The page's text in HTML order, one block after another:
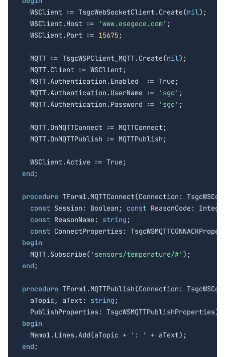
WSClient := TsgcWebSocketClient.Create(nil);
  WSClient.Host :=
'www.esegece.com' ;
  WSClient.Port :=
15675 ;
  MQTT := TsgcWSPClient_MQTT.Create(
nil);
  MQTT.Client := WSClient;
  MQTT.Authentication.Enabled  := True;
  MQTT.Authentication.UserName :=
'sgc' ;
  MQTT.Authentication.Password :=
'sgc' ;
  MQTT.OnMQTTConnect := MQTTConnect;
  MQTT.OnMQTTPublish := MQTTPublish;
end ;
procedure TForm1.MQTTConnect(Connection:
const Session: Boolean; const ReasonCode:
const ReasonName: string ;
const
begin
MQTT.Subscribe( 'sensors/temperature/#'
end ;
procedure TForm1.MQTTPublish(Connection:
  aTopic, aText:
string ;
begin
Memo1.Lines.Add(aTopic +
': '
end ;